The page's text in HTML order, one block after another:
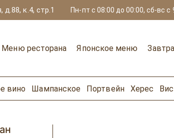
к.4, стр.1 Пн-пт с 08:00 до 00:00, сб-вс с
Меню ресторана Японское меню
вино Шампанское Портвейн Херес